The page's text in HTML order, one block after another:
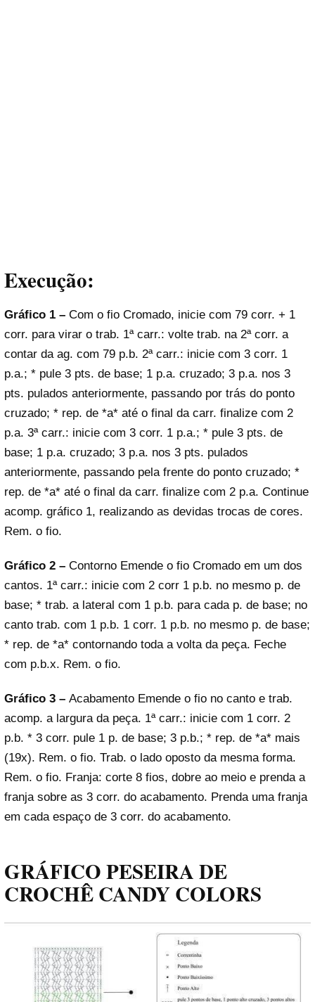
Execução:
Gráfico 1 – Com o fio Cromado, inicie com 79 corr. + 1
corr. para virar o trab. 1ª carr.: volte trab. na 2ª corr. a
contar da ag. com 79 p.b. 2ª carr.: inicie com 3 corr. 1
p.a.; * pule 3 pts. de base; 1 p.a. cruzado; 3 p.a. nos 3
pts. pulados anteriormente, passando por trás do ponto
cruzado; * rep. de *a* até o final da carr. finalize com 2
p.a. 3ª carr.: inicie com 3 corr. 1 p.a.; * pule 3 pts. de
base; 1 p.a. cruzado; 3 p.a. nos 3 pts. pulados
anteriormente, passando pela frente do ponto cruzado; *
rep. de *a* até o final da carr. finalize com 2 p.a. Continue
acomp. gráfico 1, realizando as devidas trocas de cores.
Rem. o fio.
Gráfico 2 – Contorno Emende o fio Cromado em um dos
cantos. 1ª carr.: inicie com 2 corr 1 p.b. no mesmo p. de
base; * trab. a lateral com 1 p.b. para cada p. de base; no
canto trab. com 1 p.b. 1 corr. 1 p.b. no mesmo p. de base;
* rep. de *a* contornando toda a volta da peça. Feche
com p.b.x. Rem. o fio.
Gráfico 3 – Acabamento Emende o fio no canto e trab.
acomp. a largura da peça. 1ª carr.: inicie com 1 corr. 2
p.b. * 3 corr. pule 1 p. de base; 3 p.b.; * rep. de *a* mais
(19x). Rem. o fio. Trab. o lado oposto da mesma forma.
Rem. o fio. Franja: corte 8 fios, dobre ao meio e prenda a
franja sobre as 3 corr. do acabamento. Prenda uma franja
em cada espaço de 3 corr. do acabamento.
GRÁFICO PESEIRA DE
CROCHÊ CANDY COLORS